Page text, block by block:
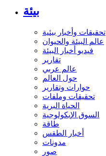
بيئة
تحقيقات وأخبار بيئية
عالم البيئة والحيوان
فيديو أخبار البيئة
تقارير
عالم عربي
حول العالم
حوارات وتقارير
تحقيقات وملفات
الحياة البرية
السوق الإيكولوجية
طاقة
أخبار الطقس
مدونات
صور